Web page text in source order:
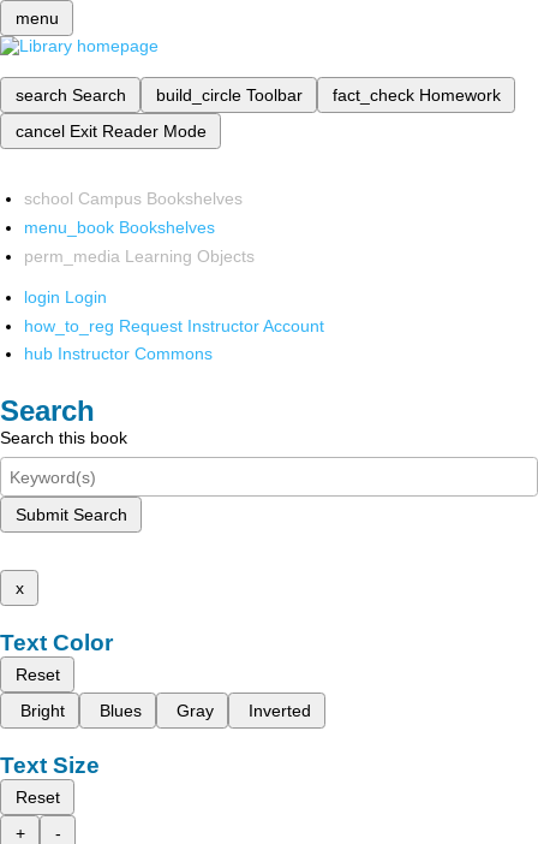
menu
search Search build_circle Toolbar fact_check Homework
cancel Exit Reader Mode
school Campus Bookshelves
menu_book Bookshelves
perm_media Learning Objects
login Login
how_to_reg Request Instructor Account
hub Instructor Commons
Search
Search this book
Submit Search
x
Text Color
Reset
Bright
Blues Gray Inverted
Text Size
Reset
+
-